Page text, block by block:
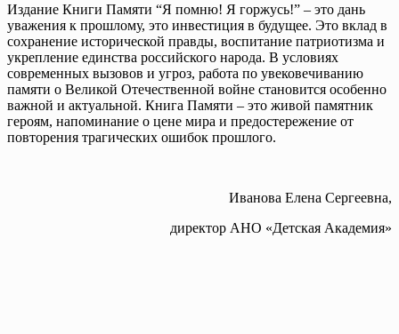
Издание Книги Памяти “Я помню! Я горжусь!” – это дань
уважения к прошлому, это инвестиция в будущее. Это вклад в
сохранение исторической правды, воспитание патриотизма и
укрепление единства российского народа. В условиях
современных вызовов и угроз, работа по увековечиванию
памяти о Великой Отечественной войне становится особенно
важной и актуальной. Книга Памяти – это живой памятник
героям, напоминание о цене мира и предостережение от
повторения трагических ошибок прошлого.
Иванова Елена Сергеевна,
директор АНО «Детская Академия»